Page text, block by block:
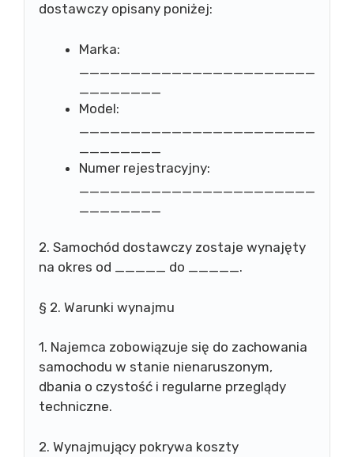
dostawczy opisany poniżej:
Marka:
Model:
Numer rejestracyjny:
2. Samochód dostawczy zostaje wynajęty
na okres od _____ do _____.
§ 2. Warunki wynajmu
1. Najemca zobowiązuje się do zachowania
samochodu w stanie nienaruszonym,
dbania o czystość i regularne przeglądy
techniczne.
2. Wynajmujący pokrywa koszty